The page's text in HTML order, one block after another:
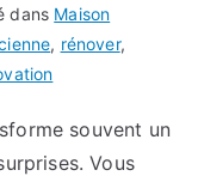
dans Maison
, rénover,
souvent un
Vous